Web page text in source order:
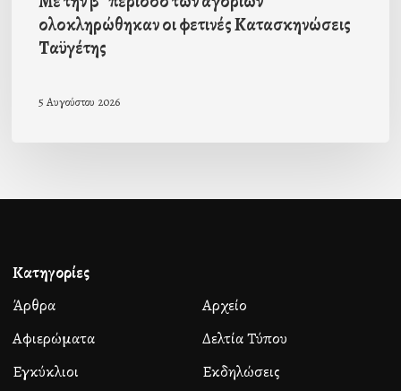
ολοκληρώθηκαν οι φετινές Κατασκηνώσεις
Ταϋγέτης
5 Αυγούστου 2026
Κατηγορίες
Άρθρα
Αρχείο
Αφιερώματα
Δελτία Τύπου
Εγκύκλιοι
Εκδηλώσεις